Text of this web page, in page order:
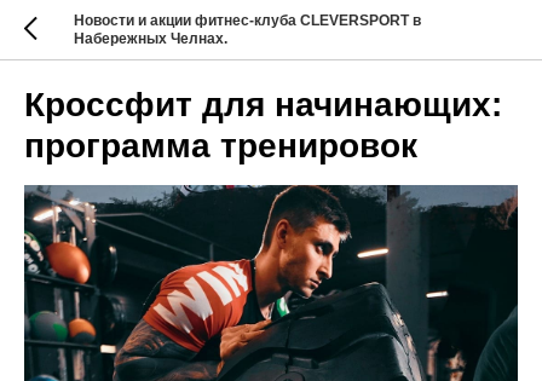
Новости и акции фитнес-клуба CLEVERSPORT в
Набережных Челнах.
Кроссфит для начинающих:
программа тренировок